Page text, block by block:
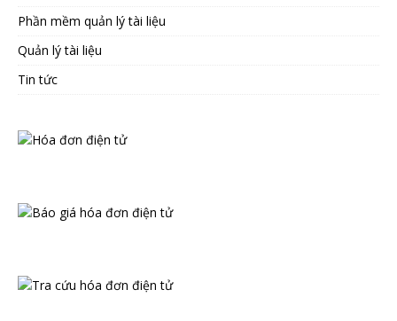
Phần mềm quản lý tài liệu
Quản lý tài liệu
Tin tức